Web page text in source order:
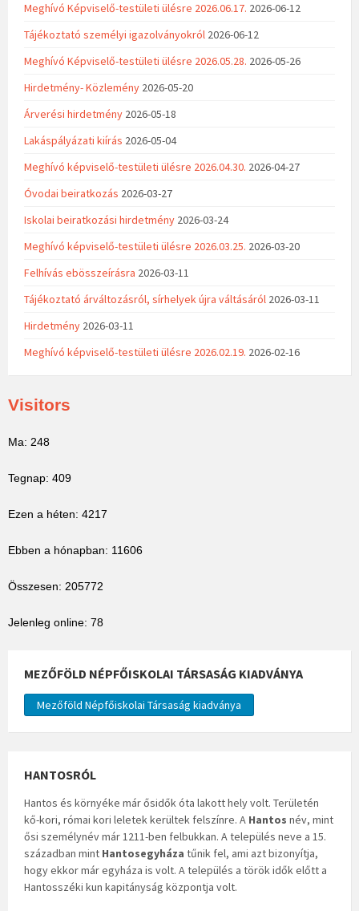
Meghívó Képviselő-testületi ülésre 2026.06.17. 2026-06-12
Tájékoztató személyi igazolványokról 2026-06-12
Meghívó Képviselő-testületi ülésre 2026.05.28. 2026-05-26
Hirdetmény- Közlemény 2026-05-20
Árverési hirdetmény 2026-05-18
Lakáspályázati kiírás 2026-05-04
Meghívó képviselő-testületi ülésre 2026.04.30. 2026-04-27
Óvodai beiratkozás 2026-03-27
Iskolai beiratkozási hirdetmény 2026-03-24
Meghívó képviselő-testületi ülésre 2026.03.25. 2026-03-20
Felhívás ebösszeírásra 2026-03-11
Tájékoztató árváltozásról, sírhelyek újra váltásáról 2026-03-11
Hirdetmény 2026-03-11
Meghívó képviselő-testületi ülésre 2026.02.19. 2026-02-16
Visitors
Ma: 248
Tegnap: 409
Ezen a héten: 4217
Ebben a hónapban: 11606
Összesen: 205772
Jelenleg online: 78
MEZŐFÖLD NÉPFŐISKOLAI TÁRSASÁG KIADVÁNYA
Mezőföld Népfőiskolai Társaság kiadványa
HANTOSRÓL
Hantos és környéke már ősidők óta lakott hely volt. Területén
kő-kori, római kori leletek kerültek felszínre. A Hantos név, mint
ősi személynév már 1211-ben felbukkan. A település neve a 15.
században mint Hantosegyháza tűnik fel, ami azt bizonyítja,
hogy ekkor már egyháza is volt. A település a török idők előtt a
Hantosszéki kun kapitányság központja volt.